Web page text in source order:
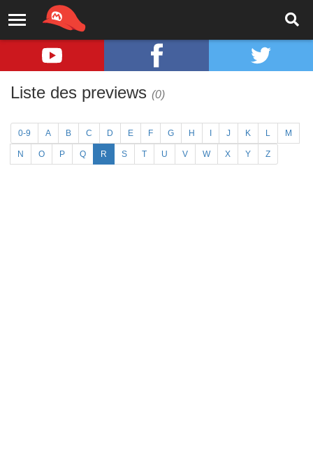
Liste des previews (0)
0-9 A B C D E F G H J K L M
N O P Q R S T U V W X Y Z